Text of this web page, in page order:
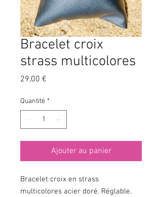
Bracelet croix
strass multicolores
29,00 €
Quantité *
Ajouter au panier
Bracelet croix en strass
multicolores acier doré. Réglable.